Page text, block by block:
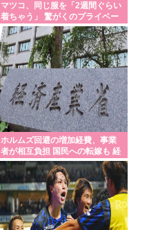
から秋です☺」天国の安
だな」
マツコ、同じ服を「2週間ぐらい
着ちゃう」 驚がくのプライベー
ト 理由を激白
ホルムズ回避の増加経費、事業
者が相互負担 国民への転嫁も 経
産省部会が制度案